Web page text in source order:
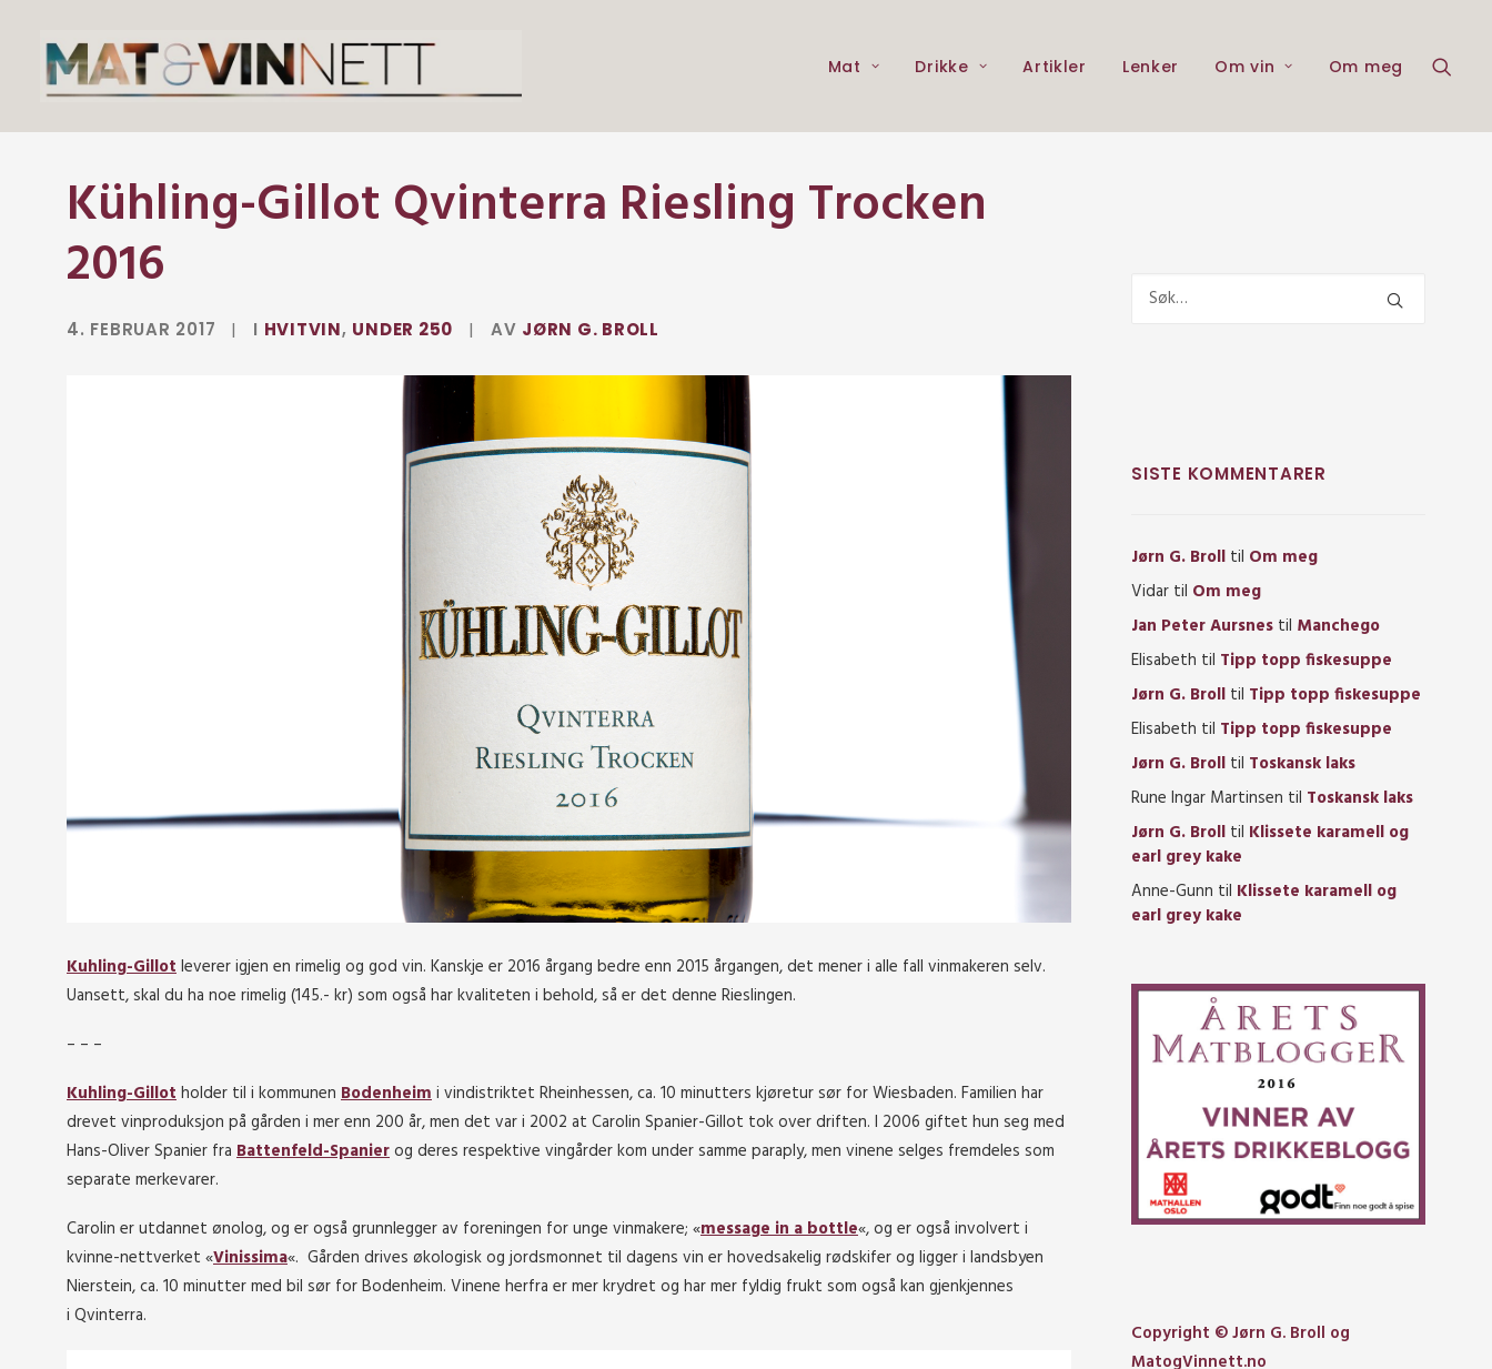
Mat Drikke Artikler Lenker Om vin Om meg
Kühling-Gillot Qvinterra Riesling Trocken
2016
4. FEBRUAR 2017 | I HVITVIN, UNDER 250 | AV JØRN G. BROLL
Kuhling-Gillotleverer igjen en rimelig og god vin. Kanskje er 2016 årgang bedre enn 2015 årgangen, det mener i alle fall vinmakeren selv.
Uansett, skal du ha noe rimelig (145.- kr) som også har kvaliteten i behold, så er det denne Rieslingen.
– – –
Kuhling-Gillotholder til i kommunen Bodenheimi vindistriktet Rheinhessen, ca. 10 minutters kjøretur sør for Wiesbaden. Familien har
drevet vinproduksjon på gården i mer enn 200 år, men det var i 2002 at Carolin Spanier-Gillot tok over driften. I 2006 giftet hun seg med
Hans-Oliver Spanier fra Battenfeld-Spanierog deres respektive vingårder kom under samme paraply, men vinene selges fremdeles som
separate merkevarer.
Carolin er utdannet ønolog, og er også grunnlegger av foreningen for unge vinmakere; «message in a bottle«, og er også involvert i
kvinne-nettverket «Vinissima«. Gården drives økologisk og jordsmonnet til dagens vin er hovedsakelig rødskifer og ligger i landsbyen
Nierstein, ca. 10 minutter med bil sør for Bodenheim. Vinene herfra er mer krydret og har mer fyldig frukt som også kan gjenkjennes
i Qvinterra.
SISTE KOMMENTARER
Jørn G. Broll til Om meg
Vidar til Om meg
Jan Peter Aursnes til Manchego
Elisabeth til Tipp topp fiskesuppe
Jørn G. Broll til Tipp topp fiskesuppe
Elisabeth til Tipp topp fiskesuppe
Jørn G. Broll til Toskansk laks
Rune Ingar Martinsen til Toskansk laks
Jørn G. Broll til Klissete karamell og
earl grey kake
Anne-Gunn til Klissete karamell og
earl grey kake
Copyright © Jørn G. Broll og
MatogVinnett.no